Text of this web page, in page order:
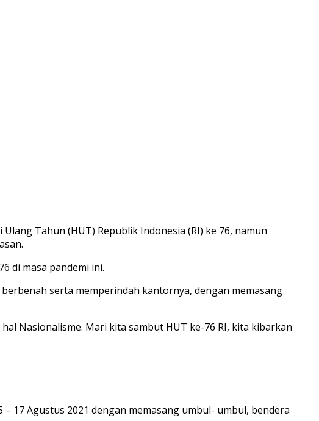
Tahun (HUT) Republik Indonesia (RI) ke 76, namun
di masa pandemi ini.
serta memperindah kantornya, dengan memasang
Nasionalisme. Mari kita sambut HUT ke-76 RI, kita kibarkan
17 Agustus 2021 dengan memasang umbul- umbul, bendera